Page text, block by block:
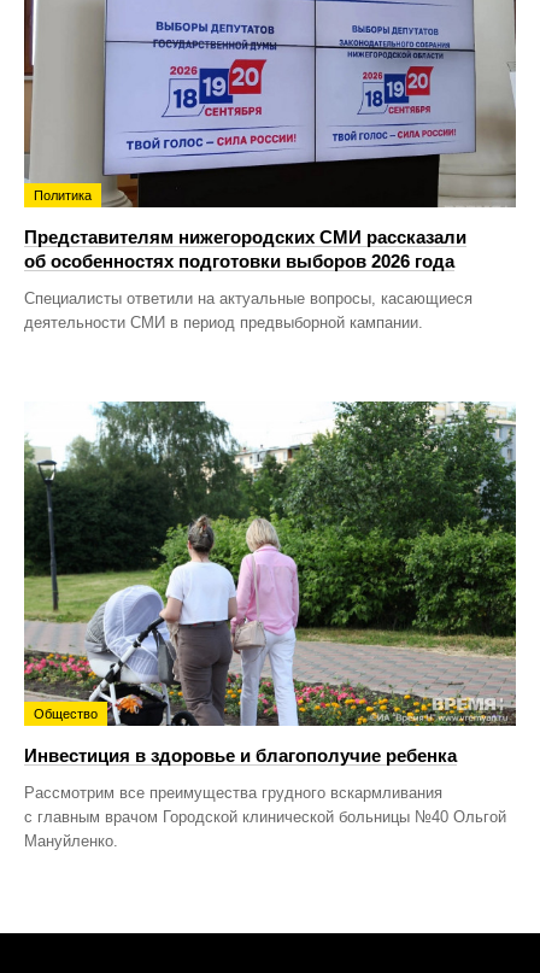
Политика
Представителям нижегородских СМИ рассказали
об особенностях подготовки выборов 2026 года
Специалисты ответили на актуальные вопросы, касающиеся
деятельности СМИ в период предвыборной кампании.
Общество
Инвестиция в здоровье и благополучие ребенка
Рассмотрим все преимущества грудного вскармливания
с главным врачом Городской клинической больницы №40 Ольгой
Мануйленко.